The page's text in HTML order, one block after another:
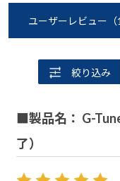
ユーザーレビュー
絞り込み
■製品名： G-
了）